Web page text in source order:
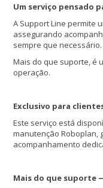
Um serviço pensado
A Support Line permite
assegurando
sempre que necessário.
Mais do que suporte, é
operação.
Exclusivo para
Este serviço está
manutenção Roboplan,
acompanhamento
Mais do que suporte